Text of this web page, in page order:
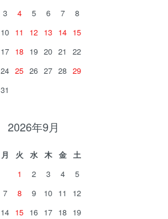
3 4 5 6 7
8
10 11 12 13 14 15
17 18 19 20 21
22
24 25 26 27 28 29
31
2026年9月
月 火 水 木 金
土
1
2 3 4
5
7 8 9 10 11
12
14 15 16 17 18 19